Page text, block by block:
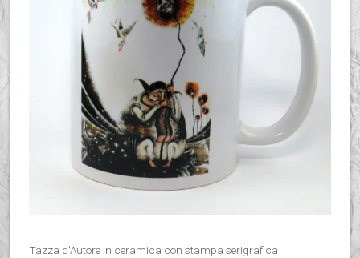
Tazza d’Autore in ceramica con stampa serigrafica